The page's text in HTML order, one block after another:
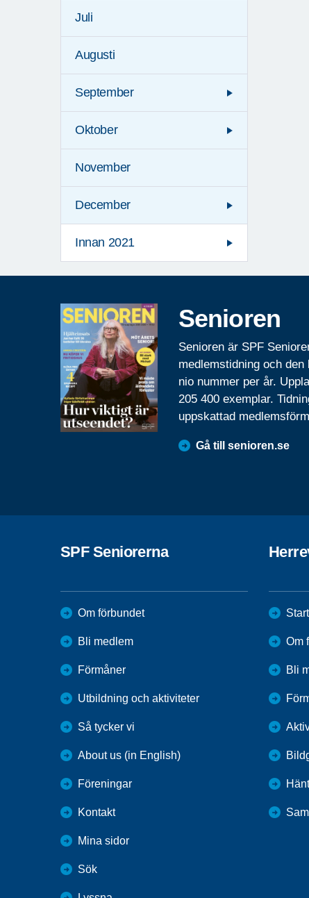
Juli
Augusti
September
Oktober
November
December
Innan 2021
Senioren
Senioren är SPF
medlemstidning och den
nio nummer per år.
205 400 exemplar.
uppskattad
Gå till senioren.se
SPF Seniorerna
Om förbundet
Bli medlem
Förmåner
Utbildning och aktiviteter
Så tycker vi
About us (in English)
Föreningar
Kontakt
Mina sidor
Sök
Start
Om
Bli